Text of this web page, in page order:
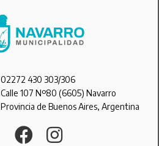
02272 430 303/306
Calle 107 Nº80 (6605) Navarro
Provincia de Buenos Aires, Argentina